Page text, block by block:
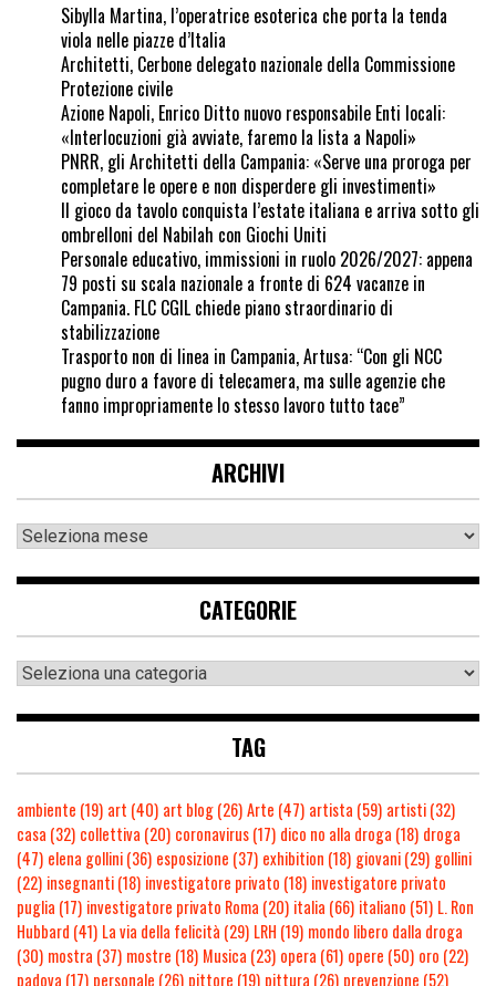
Sibylla Martina, l’operatrice esoterica che porta la tenda
viola nelle piazze d’Italia
Architetti, Cerbone delegato nazionale della Commissione
Protezione civile
Azione Napoli, Enrico Ditto nuovo responsabile Enti locali:
«Interlocuzioni già avviate, faremo la lista a Napoli»
PNRR, gli Architetti della Campania: «Serve una proroga per
completare le opere e non disperdere gli investimenti»
Il gioco da tavolo conquista l’estate italiana e arriva sotto gli
ombrelloni del Nabilah con Giochi Uniti
Personale educativo, immissioni in ruolo 2026/2027: appena
79 posti su scala nazionale a fronte di 624 vacanze in
Campania. FLC CGIL chiede piano straordinario di
stabilizzazione
Trasporto non di linea in Campania, Artusa: “Con gli NCC
pugno duro a favore di telecamera, ma sulle agenzie che
fanno impropriamente lo stesso lavoro tutto tace”
ARCHIVI
CATEGORIE
TAG
ambiente (19) art (40) art blog(26)Arte (47) artista (59) artisti(32)
casa (32) collettiva (20) coronavirus(17) dico no alla droga (18) droga
(47) elena gollini(36) esposizione (37) exhibition (18) giovani(29) gollini
(22) insegnanti(18) investigatore privato (18) investigatore privato
puglia (17) investigatore privato Roma (20) italia (66) italiano (51) L. Ron
Hubbard (41) La via della felicità (29) LRH (19) mondo libero dalla droga
(30) mostra (37) mostre (18) Musica (23) opera (61) opere (50) oro (22)
padova (17) personale (26) pittore (19) pittura (26) prevenzione (52)